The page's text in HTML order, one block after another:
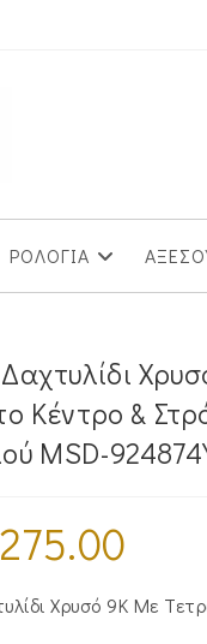
ΡΟΛΟΓΙΑ
Δαχτυλίδι
Κέντρο &
MSD-
275.00
€275.00.
Χρυσό 9Κ Με